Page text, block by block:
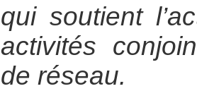
qui soutient
activités
de réseau.